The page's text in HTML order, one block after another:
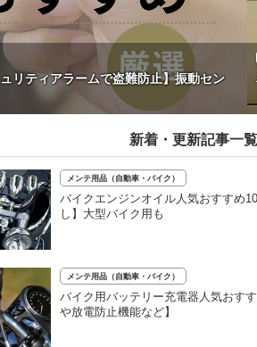
リティアラームで盗難防止】振動セン
新着・更新記事一覧
メンテ用品（自動車・バイク）
バイクエンジンオイル人気おすすめ
し】大型バイク用も
メンテ用品（自動車・バイク）
バイク用バッテリー充電器人気おす
や放電防止機能など】